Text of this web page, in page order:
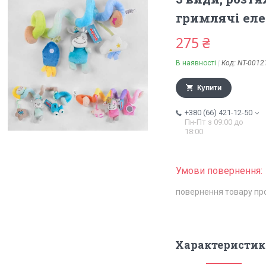
гримлячі
275 ₴
В наявності Код: NT-
Купити
+380 (66) 421-12-50
Пн-Пт з 09:00 до
18:00
повернення товару